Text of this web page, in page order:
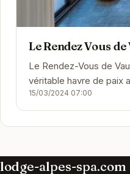
Le Rendez Vous
Le Rendez-Vous de
véritable havre de paix
des gîtes élégants et
15/03/2024 07:00
lodge-alpes-spa.com